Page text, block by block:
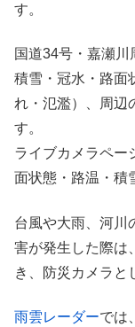
す。
国道34号・嘉瀬川
積雪・冠水・路面
れ・氾濫）、周辺
す。
ライブカメラペー
面状態・路温・積
台風や大雨、河川
害が発生した際は
き、防災カメラと
雨雲レーダーでは